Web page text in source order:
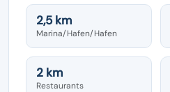
2,5 km
Marina/Hafen/Hafen
2 km
Restaurants